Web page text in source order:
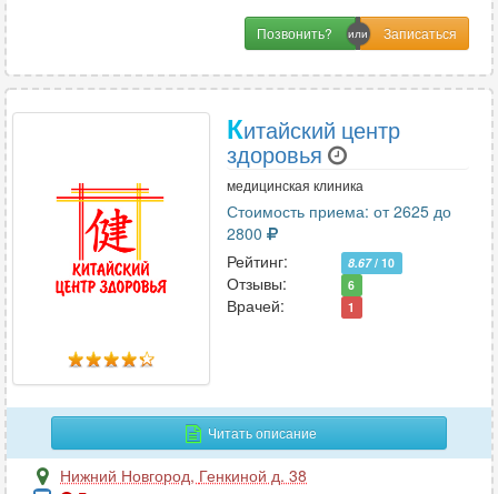
Позвонить?
Китайский центр
здоровья
медицинская клиника
Стоимость приема: от 2625 до
2800
Рейтинг:
8.67/ 10
Отзывы: 6
Врачей: 1
Читать описание
Нижний Новгород, Генкиной д. 38